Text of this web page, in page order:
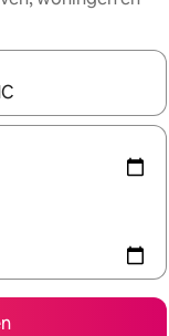
zijn, maak je